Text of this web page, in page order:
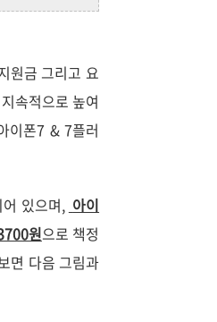
원금 그리고 요
속적으로 높여
이폰7 & 7플러
있으며, 아이
원으로 책정
면 다음 그림과